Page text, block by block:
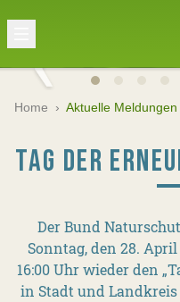
Home › Aktuelle Meldungen
TAG DER
Der Bund
Sonntag, den 28.
16:00 Uhr wieder den
in Stadt und